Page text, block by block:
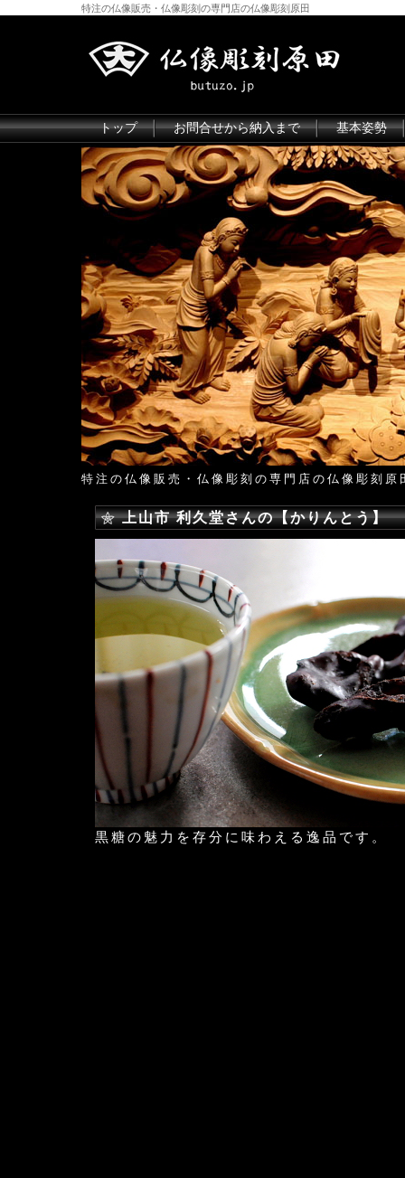
特注の仏像販売・仏像彫刻の専門店の仏像彫刻原田
トップ お問合せから納入まで 基本姿勢
特注の仏像販売・仏像彫刻の専門店の仏像彫刻原
上山市 利久堂さんの【かりんとう】
黒糖の魅力を存分に味わえる逸品です。